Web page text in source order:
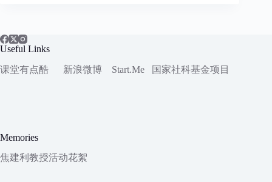
Useful Links
课堂有点酷
新浪微博 Start.Me 国家社科基金项目
Memories
焦建利教授活动花絮